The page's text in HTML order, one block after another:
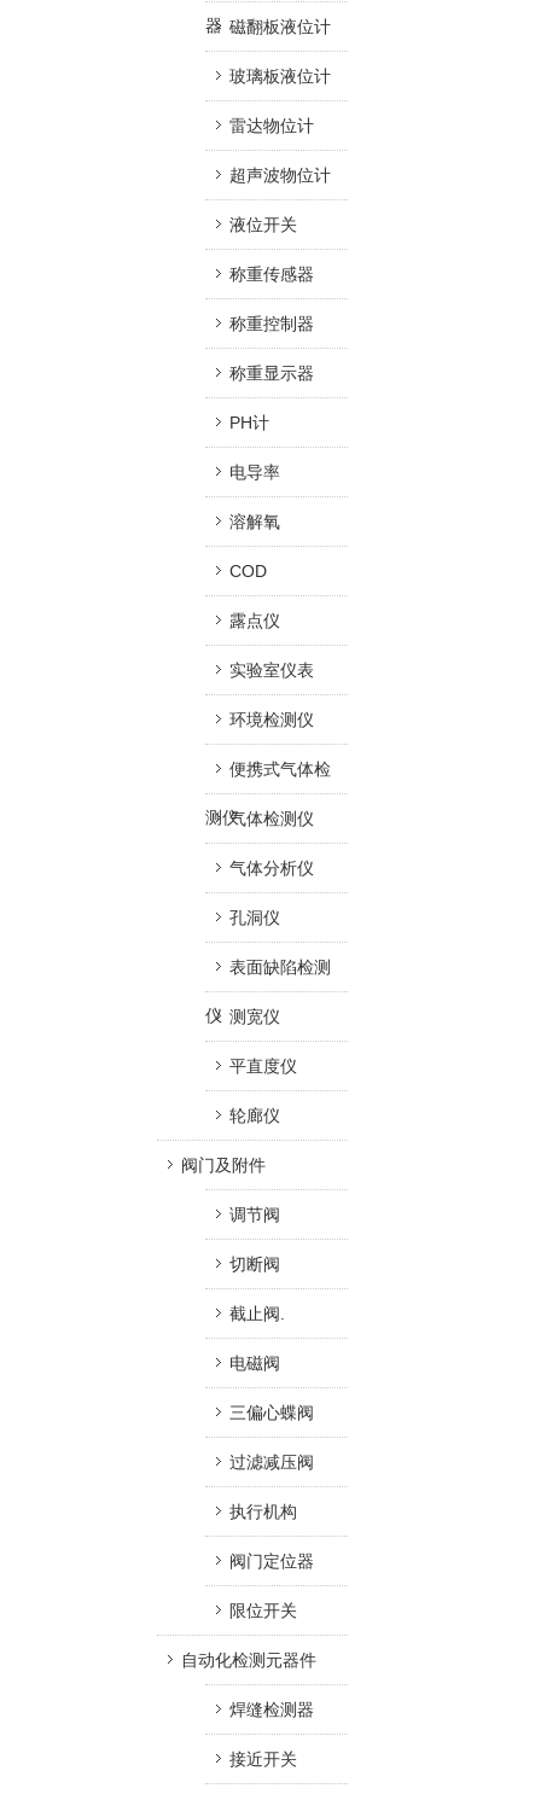
器 磁翻板液位计
玻璃板液位计
雷达物位计
超声波物位计
液位开关
称重传感器
称重控制器
称重显示器
PH计
电导率
溶解氧
COD
露点仪
实验室仪表
环境检测仪
便携式气体检
测仪气体检测仪
气体分析仪
孔洞仪
表面缺陷检测
仪 测宽仪
平直度仪
轮廊仪
阀门及附件
调节阀
切断阀
截止阀.
电磁阀
三偏心蝶阀
过滤减压阀
执行机构
阀门定位器
限位开关
自动化检测元器件
焊缝检测器
接近开关